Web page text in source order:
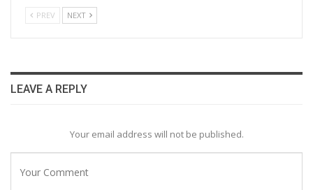
PREV NEXT
LEAVE A REPLY
Your email address will not be published.